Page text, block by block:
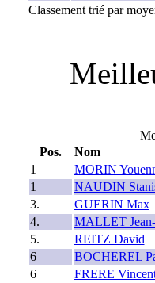
Classement trié par
Pos.
Nom
1
MORIN
1
NAUDIN
3.
GUERIN Max
4.
MALLET
5.
REITZ David
6
BOCHEREL
6
FRERE